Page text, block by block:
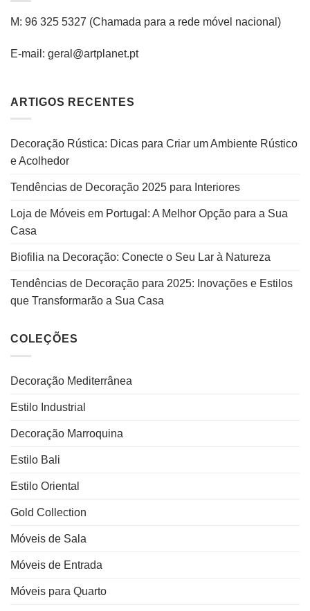
M: 96 325 5327 (Chamada para a rede móvel nacional )
E-mail: geral@artplanet.pt
ARTIGOS RECENTES
Decoração Rústica: Dicas para Criar um Ambiente Rústico
e Acolhedor
Tendências de Decoração 2025 para Interiores
Loja de Móveis em Portugal: A Melhor Opção para a Sua
Casa
Biofilia na Decoração: Conecte o Seu Lar à Natureza
Tendências de Decoração para 2025: Inovações e Estilos
que Transformarão a Sua Casa
COLEÇÕES
Decoração Mediterrânea
Estilo Industrial
Decoração Marroquina
Estilo Bali
Estilo Oriental
Gold Collection
Móveis de Sala
Móveis de Entrada
Móveis para Quarto